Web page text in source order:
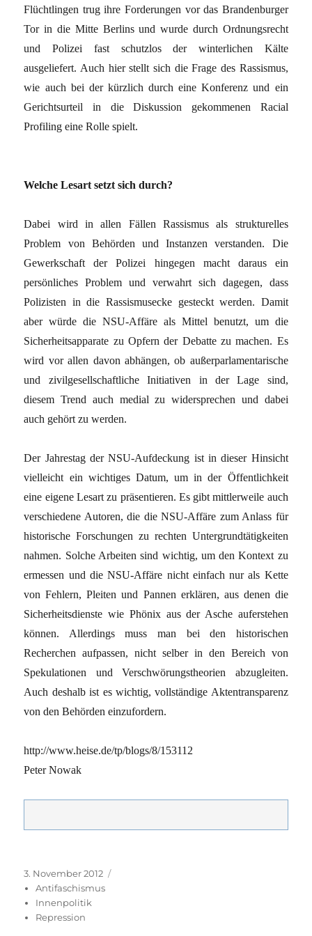
Flüchtlingen trug ihre Forderungen vor das Brandenburger
Tor in die Mitte Berlins und wurde durch Ordnungsrecht
und Polizei fast schutzlos der winterlichen Kälte
ausgeliefert. Auch hier stellt sich die Frage des Rassismus,
wie auch bei der kürzlich durch eine Konferenz und ein
Gerichtsurteil in die Diskussion gekommenen Racial
Profiling eine Rolle spielt.
Welche Lesart setzt sich durch?
Dabei wird in allen Fällen Rassismus als strukturelles
Problem von Behörden und Instanzen verstanden. Die
Gewerkschaft der Polizei hingegen macht daraus ein
persönliches Problem und verwahrt sich dagegen, dass
Polizisten in die Rassismusecke gesteckt werden. Damit
aber würde die NSU-Affäre als Mittel benutzt, um die
Sicherheitsapparate zu Opfern der Debatte zu machen. Es
wird vor allen davon abhängen, ob außerparlamentarische
und zivilgesellschaftliche Initiativen in der Lage sind,
diesem Trend auch medial zu widersprechen und dabei
auch gehört zu werden.
Der Jahrestag der NSU-Aufdeckung ist in dieser Hinsicht
vielleicht ein wichtiges Datum, um in der Öffentlichkeit
eine eigene Lesart zu präsentieren. Es gibt mittlerweile auch
verschiedene Autoren, die die NSU-Affäre zum Anlass für
historische Forschungen zu rechten Untergrundtätigkeiten
nahmen. Solche Arbeiten sind wichtig, um den Kontext zu
ermessen und die NSU-Affäre nicht einfach nur als Kette
von Fehlern, Pleiten und Pannen erklären, aus denen die
Sicherheitsdienste wie Phönix aus der Asche auferstehen
können. Allerdings muss man bei den historischen
Recherchen aufpassen, nicht selber in den Bereich von
Spekulationen und Verschwörungstheorien abzugleiten.
Auch deshalb ist es wichtig, vollständige Aktentransparenz
von den Behörden einzufordern.
http://www.heise.de/tp/blogs/8/153112
Peter Nowak
Veröffentlicht
am
3. November 2012
Antifaschismus
Innenpolitik
Repression